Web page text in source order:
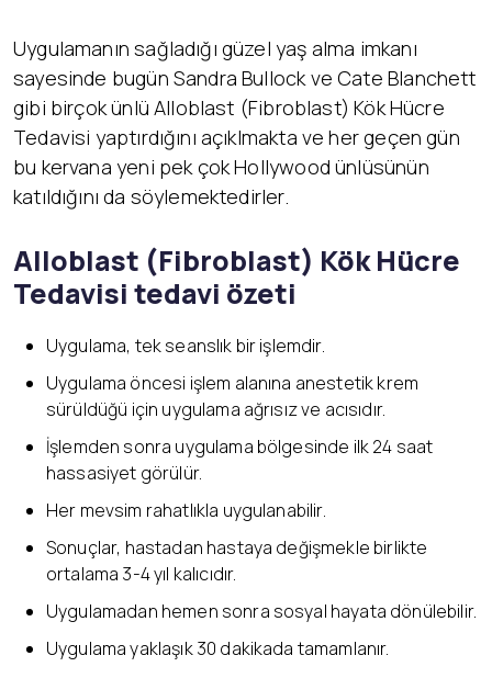
Uygulamanın sağladığı güzel yaş alma imkanı
sayesinde bugün Sandra Bullock ve Cate Blanchett
gibi birçok ünlü Alloblast (Fibroblast) Kök Hücre
Tedavisi yaptırdığını açıklmakta ve her geçen gün
bu kervana yeni pek çok Hollywood ünlüsünün
katıldığını da söylemektedirler.
Alloblast (Fibroblast) Kök Hücre
Tedavisi tedavi özeti
Uygulama, tek seanslık bir işlemdir.
Uygulama öncesi işlem alanına anestetik krem
sürüldüğü için uygulama ağrısız ve acısıdır.
İşlemden sonra uygulama bölgesinde ilk 24 saat
hassasiyet görülür.
Her mevsim rahatlıkla uygulanabilir.
Sonuçlar, hastadan hastaya değişmekle birlikte
ortalama 3-4 yıl kalıcıdır.
Uygulamadan hemen sonra sosyal hayata dönülebilir.
Uygulama yaklaşık 30 dakikada tamamlanır.